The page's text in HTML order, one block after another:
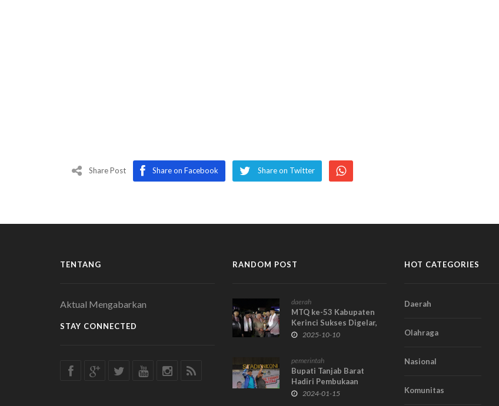
Share Post Share on Facebook Share on Twitter
TENTANG
Aktual Mengabarkan
STAY CONNECTED
RANDOM POST
daerah
MTQ ke-53 Kabupaten
Kerinci Sukses Digelar,
Danau Kerinci Barat
2025-10-10
pemerintah
Bupati Tanjab Barat
Hadiri Pembukaan
Gubernur Cup Jambi
2024-01-15
HOT CATEGORIES
Daerah
Olahraga
Nasional
Komunitas